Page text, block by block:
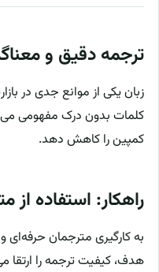
ترجمه دقیق و
زبان یکی از موانع جدی در
کلمات بدون درک مفهومی
کمپین را کاهش دهد.
راهکار: استفاده
به کارگیری مترجمان
هدف، کیفیت ترجمه را